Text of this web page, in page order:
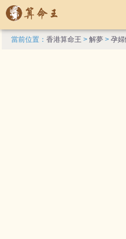
當前位置：香港算命王 >解夢 >孕